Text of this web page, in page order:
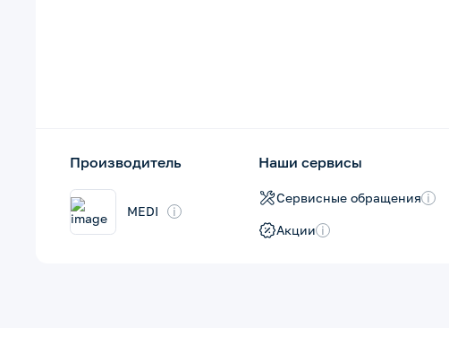
Производитель
MEDI i
Наши сервисы
Сервисные обращения i
Акции i